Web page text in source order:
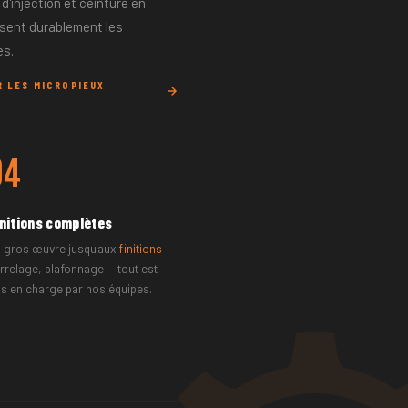
durablement les
LES MICROPIEUX
complètes
gros œuvre jusqu'aux finitions —
plafonnage — tout est
en charge par nos équipes.